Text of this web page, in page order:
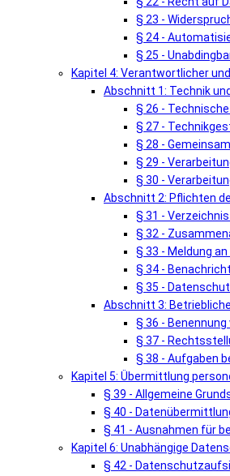
§ 23 -
§ 24 -
§ 25 -
Kapitel 4: Verantwortlicher
Abschnitt 1: Technik
§ 26 -
§ 27 -
§ 28 -
§ 29 -
§ 30 -
Abschnitt 2: Pflichten
§ 31 -
§ 32 -
§ 33 - Meldung
§ 34 -
§ 35 -
Abschnitt 3:
§ 36 -
§ 37 -
§ 38 - Aufgaben
Kapitel 5: Übermittlung
§ 39 - Allgemeine
§ 40 -
§ 41 - Ausnahmen für
Kapitel 6: Unabhängige
§ 42 -